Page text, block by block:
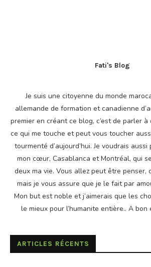
Fati's Blog
Je suis une citoyenne du monde
allemande de formation et canadienne
premier en créant ce blog, c’est de parler
ce qui me touche et peut vous toucher
tourmenté d’aujourd’hui. Je voudrais
mon cœur, Casablanca et Montréal, qui
deux ma vie. Vous allez peut être penser,
mais je vous assure que je le fait par
Mon but est noble et j’aimerais que les
le mieux pour l’humanite entière.. A
ARTICLES RÉCENTS